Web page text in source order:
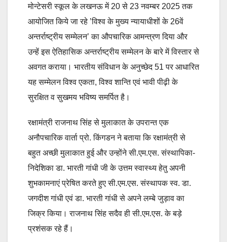
मोन्टेसरी स्कूल के लखनऊ में 20 से 23 नवम्बर 2025 तक
आयोजित किये जा रहे ’विश्व के मुख्य न्यायाधीशों के 26वें
अन्तर्राष्ट्रीय सम्मेलन’ का औपचारिक आमन्त्रण दिया और
उन्हें इस ऐतिहासिक अन्तर्राष्ट्रीय सम्मेलन के बारे में विस्तार से
अवगत कराया। भारतीय संविधान के अनुच्छेद 51 पर आधारित
यह सम्मेलन विश्व एकता, विश्व शान्ति एवं भावी पीढ़ी के
सुरक्षित व सुखमय भविष्य समर्पित है।
रक्षामंत्री राजनाथ सिंह से मुलाकात के उपरान्त एक
अनौपचारिक वार्ता प्रो. किंगडन ने बताया कि रक्षामंत्री से
बहुत अच्छी मुलाकात हुई और उन्होंने सी.एम.एस. संस्थापिका-
निदेशिका डा. भारती गांधी जी के उत्तम स्वास्थ्य हेतु अपनी
शुभकामनाएं प्रेषित करते हुए सी.एम.एस. संस्थापक स्व. डा.
जगदीश गांधी एवं डा. भारती गांधी से अपने लम्बे जुड़ाव का
जिक्र किया। राजनाथ सिंह सदैव ही सी.एम.एस. के बड़े
प्रशंसक रहे हैं।